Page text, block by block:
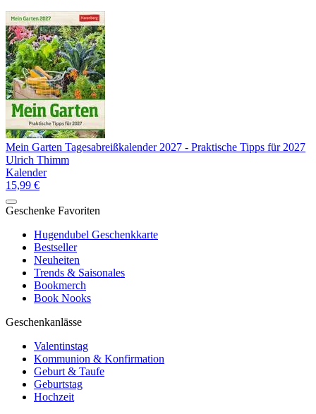
Mein Garten Tagesabreißkalender 2027 - Praktische Tipps für 2027
Ulrich Thimm
Kalender
15,99 €
Geschenke Favoriten
Hugendubel Geschenkkarte
Bestseller
Neuheiten
Trends & Saisonales
Bookmerch
Book Nooks
Geschenkanlässe
Valentinstag
Kommunion & Konfirmation
Geburt & Taufe
Geburtstag
Hochzeit